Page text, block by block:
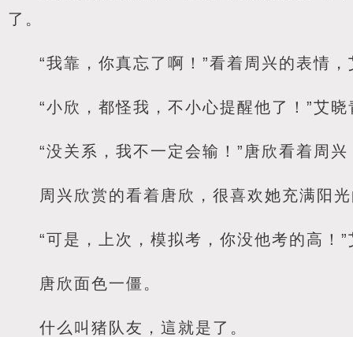
了。
“我靠，你真忘了啊！”看着周兴的表情
“小欣，都怪我，不小心提醒他了！”艾
“没关系，我不一定会输！”唐欣看着周
周兴欣赏的看着唐欣，很喜欢她充满阳
“可是，上次，模拟考，你没他考的高！
唐欣面色一僵。
什么叫猪队友，這就是了。